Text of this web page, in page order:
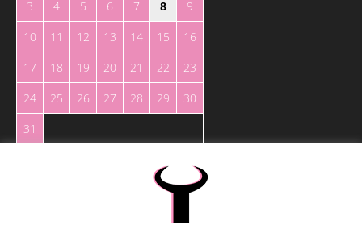
3
4 5 6 7 8
9
10
11 12 13 14 15
16
17
18 19 20 21 22
23
24
25 26 27 28 29
30
31